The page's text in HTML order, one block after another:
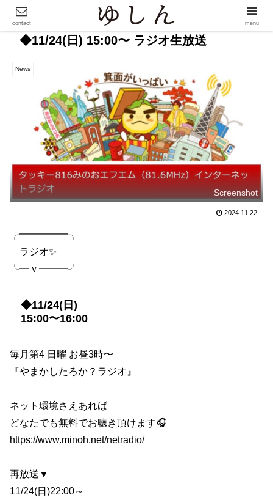
◆11/24(日) 15:00〜 ラジオ生放送
News
Screenshot
2024.11.22
╭━━━━━╮
ラジオ✨
╰━ｖ━━━╯
◆11/24(日)
15:00〜16:00
毎月第4 日曜 お昼3時〜
『やまかしたろか？ラジオ』
ネット環境さえあれば
どなたでも無料でお聴き頂けます🎧
https://www.minoh.net/netradio/
再放送▼
11/24(日)22:00～
contact menu